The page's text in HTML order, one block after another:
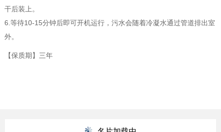
干后装上。
6.等待10-15分钟后即可开机运行，污水会随着冷凝水通过管道排出室
外。
【保质期】三年